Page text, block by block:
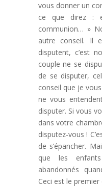
vous donner un
ce que direz :
communion… »
autre conseil. Il
disputent, c’est
couple ne se
de se disputer,
conseil que je
ne vous
disputer. Si vous
dans votre
disputez-vous !
de s’épancher.
que les
abandonnés
Ceci est le